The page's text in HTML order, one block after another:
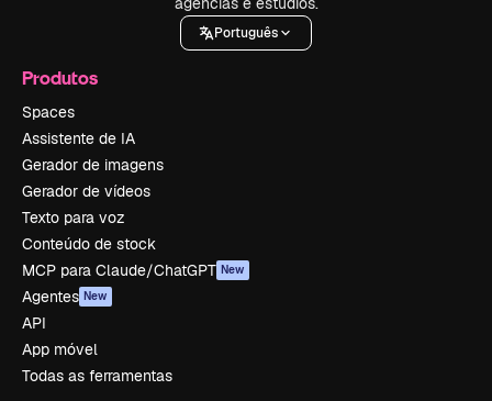
Português
Produtos
Spaces
Assistente de IA
Gerador de imagens
Gerador de vídeos
Texto para voz
Conteúdo de stock
MCP para Claude/ChatGPT New
Agentes New
API
App móvel
Todas as ferramentas